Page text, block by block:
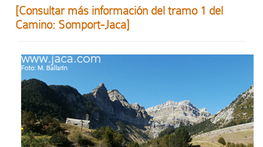
[Consultar más información del tramo 1 del
Camino: Somport-Jaca]